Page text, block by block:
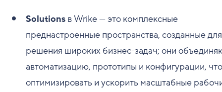
Solutions в Wrike — это комплексные
преднастроенные пространства, созданные для
решения широких бизнес-задач; они
автоматизацию, прототипы и конфигурации,
оптимизировать и ускорить масштабные